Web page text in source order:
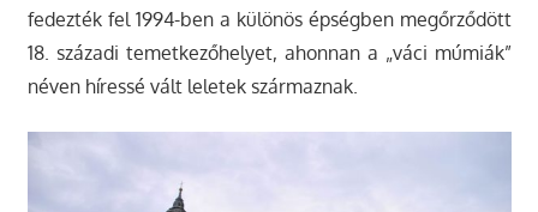
fedezték fel 1994-ben a különös épségben megőrződött
18. századi temetkezőhelyet, ahonnan a „váci múmiák”
néven híressé vált leletek származnak.